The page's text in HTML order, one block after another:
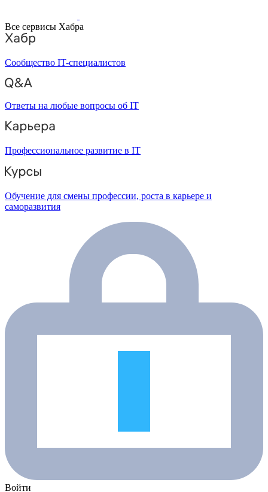
Все сервисы Хабра
Сообщество IT-специалистов
Ответы на любые вопросы об IT
Профессиональное развитие в IT
Обучение для смены профессии, роста в карьере и
саморазвития
Войти